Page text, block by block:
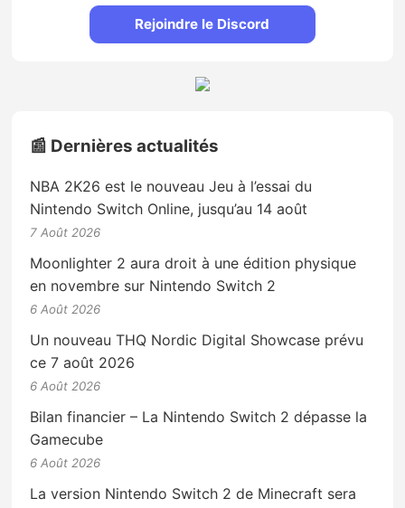
Rejoindre le Discord
📰 Dernières actualités
NBA 2K26 est le nouveau Jeu à l’essai du
Nintendo Switch Online, jusqu’au 14 août
7 Août 2026
Moonlighter 2 aura droit à une édition physique
en novembre sur Nintendo Switch 2
6 Août 2026
Un nouveau THQ Nordic Digital Showcase prévu
ce 7 août 2026
6 Août 2026
Bilan financier – La Nintendo Switch 2 dépasse la
Gamecube
6 Août 2026
La version Nintendo Switch 2 de Minecraft sera